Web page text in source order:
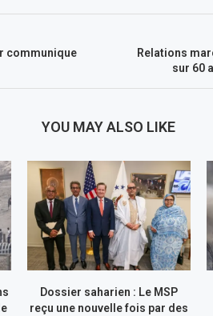
communique
Relations
sur 60
YOU MAY ALSO LIKE
Dossier saharien : Le MSP
reçu une nouvelle fois par des